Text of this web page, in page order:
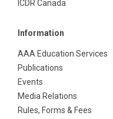
ICDR Canada
Information
AAA Education Services
Publications
Events
Media Relations
Rules, Forms & Fees